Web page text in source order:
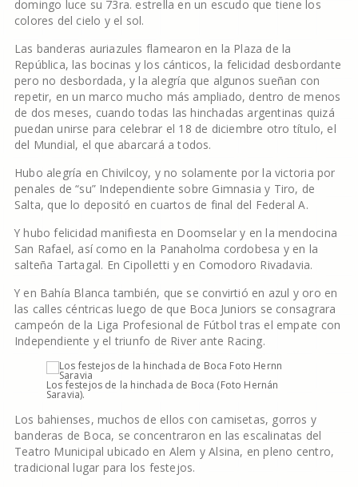
domingo luce su 73ra. estrella en un escudo que tiene los
colores del cielo y el sol.
Las banderas auriazules flamearon en la Plaza de la
República, las bocinas y los cánticos, la felicidad desbordante
pero no desbordada, y la alegría que algunos sueñan con
repetir, en un marco mucho más ampliado, dentro de menos
de dos meses, cuando todas las hinchadas argentinas quizá
puedan unirse para celebrar el 18 de diciembre otro título, el
del Mundial, el que abarcará a todos.
Hubo alegría en Chivilcoy, y no solamente por la victoria por
penales de “su” Independiente sobre Gimnasia y Tiro, de
Salta, que lo depositó en cuartos de final del Federal A.
Y hubo felicidad manifiesta en Doomselar y en la mendocina
San Rafael, así como en la Panaholma cordobesa y en la
salteña Tartagal. En Cipolletti y en Comodoro Rivadavia.
Y en Bahía Blanca también, que se convirtió en azul y oro en
las calles céntricas luego de que Boca Juniors se consagrara
campeón de la Liga Profesional de Fútbol tras el empate con
Independiente y el triunfo de River ante Racing.
Los festejos de la hinchada de Boca (Foto Hernán
Saravia).
Los bahienses, muchos de ellos con camisetas, gorros y
banderas de Boca, se concentraron en las escalinatas del
Teatro Municipal ubicado en Alem y Alsina, en pleno centro,
tradicional lugar para los festejos.